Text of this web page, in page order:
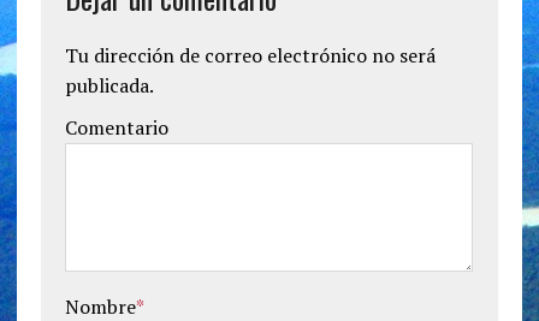
Tu dirección de correo electrónico no será
publicada.
Comentario
Nombre*